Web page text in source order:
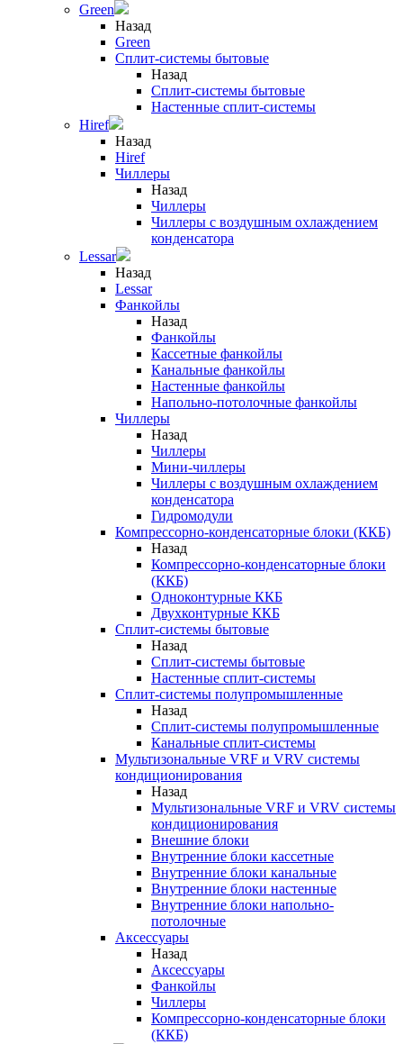
Green
Назад
Green
Сплит-системы бытовые
Назад
Сплит-системы бытовые
Настенные сплит-системы
Hiref
Назад
Hiref
Чиллеры
Назад
Чиллеры
Чиллеры с воздушным охлаждением
конденсатора
Lessar
Назад
Lessar
Фанкойлы
Назад
Фанкойлы
Кассетные фанкойлы
Канальные фанкойлы
Настенные фанкойлы
Напольно-потолочные фанкойлы
Чиллеры
Назад
Чиллеры
Мини-чиллеры
Чиллеры с воздушным охлаждением
конденсатора
Гидромодули
Компрессорно-конденсаторные блоки (ККБ)
Назад
Компрессорно-конденсаторные блоки
(ККБ)
Одноконтурные ККБ
Двухконтурные ККБ
Сплит-системы бытовые
Назад
Сплит-системы бытовые
Настенные сплит-системы
Сплит-системы полупромышленные
Назад
Сплит-системы полупромышленные
Канальные сплит-системы
Мультизональные VRF и VRV системы
кондиционирования
Назад
Мультизональные VRF и VRV системы
кондиционирования
Внешние блоки
Внутренние блоки кассетные
Внутренние блоки канальные
Внутренние блоки настенные
Внутренние блоки напольно-
потолочные
Аксессуары
Назад
Аксессуары
Фанкойлы
Чиллеры
Компрессорно-конденсаторные блоки
(ККБ)